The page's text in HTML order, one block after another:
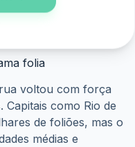
folia
voltou com força
Capitais como Rio de
de foliões, mas o
médias e